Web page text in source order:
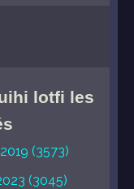
lotfi les
(3573)
(3045)